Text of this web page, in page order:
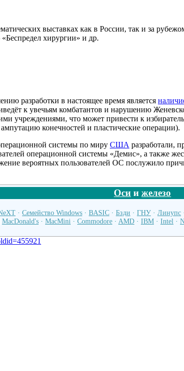
выставках как в России, так и за
хирургии» и др.
разработки в настоящее время является
к увечьям комбатантов и нарушению
учреждениями, что может привести к
конечностей и пластические операции).
системы по миру США разработали,
операционной системы «Демис», а также
вероятных пользователей ОС послужило
Оси ижелезо
· Семейство Windows · BASIC · Бзди · ГНУ · Линупс ·
MacDonald's · MacMini · Commodore · AMD · IBM · Intel ·